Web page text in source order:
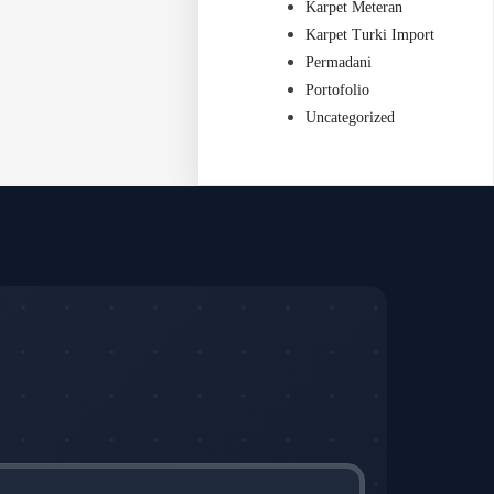
Karpet Meteran
Karpet Turki Import
Permadani
Portofolio
Uncategorized